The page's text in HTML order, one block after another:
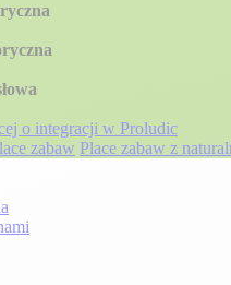
o integracji w Proludic
zabaw Place zabaw z